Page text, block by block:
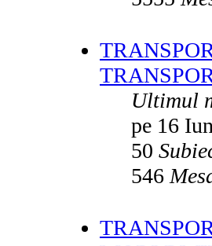
Ultimul
pe 16
50
546